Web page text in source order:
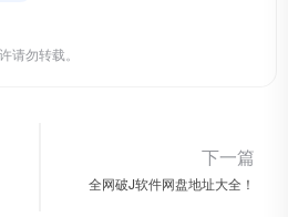
请勿转载。
下一篇
全网破J软件网盘地址大全！